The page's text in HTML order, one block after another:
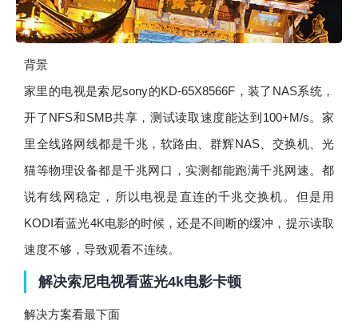
背景
家里的电视是索尼sony的KD-65X8566F，装了NAS系统，
开了NFS和SMB共享，测试读取速度能达到100+M/s。家
里全线路网线都是千兆，软路由、群辉NAS、交换机、光
猫等物理设备都是千兆网口，实测都能跑满千兆网速。都
说有线网稳定，所以电视是直连的千兆交换机。但是用
KODI看蓝光4K电影的时候，还是不间断的缓冲，提示读取
速度不够，导致观看不连续。
解决索尼电视看蓝光4k电影卡顿
解决方案看最下面